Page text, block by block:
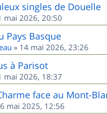
singles de Douelle
mai 2026, 20:50
Pays Basque
» 14 mai 2026, 23:26
à Parisot
mai 2026, 18:37
face au Mont-
mai 2025, 12:56